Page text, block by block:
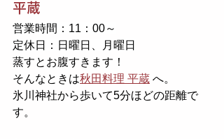
平蔵
営業時間：11：00～
定休日：日曜日、月曜日
蒸すとお腹すきます！
そんなときは秋田料理 平蔵 へ。
氷川神社から歩いて5分ほどの距離で
す。